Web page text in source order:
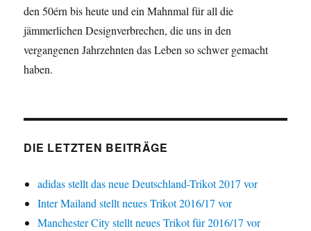
den 50érn bis heute und ein Mahnmal für all die
jämmerlichen Designverbrechen, die uns in den
vergangenen Jahrzehnten das Leben so schwer gemacht
haben.
DIE LETZTEN BEITRÄGE
adidas stellt das neue Deutschland-Trikot 2017 vor
Inter Mailand stellt neues Trikot 2016/17 vor
Manchester City stellt neues Trikot für 2016/17 vor